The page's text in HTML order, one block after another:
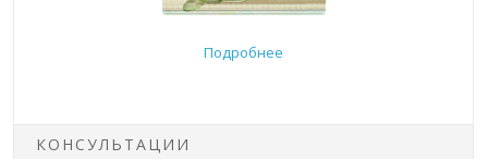
Подробнее
КОНСУЛЬТАЦИИ